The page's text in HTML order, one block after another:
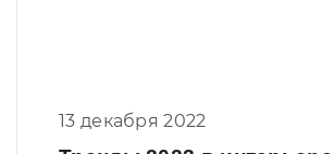
13 декабря 2022